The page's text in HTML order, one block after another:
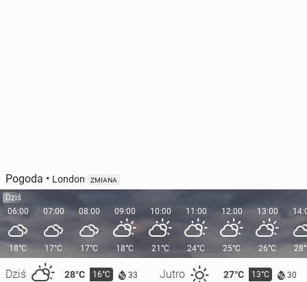
Pogoda • London ZMIANA
Dziś
06:00
18°C
Dziś 28°C 16°C 33 Jutro 27°C 13°C 30
07:00
17°C
08:00
17°C
09:00
18°C
10:00
21°C
11:00
24°C
12:00
25°C
13:00
26°C